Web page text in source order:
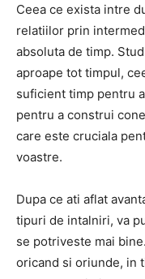
Ceea ce exista intre
relatiilor prin
absoluta de timp.
aproape tot timpul,
suficient timp pentru
pentru a construi
care este cruciala
voastre.
Dupa ce ati aflat
tipuri de intalniri, va
se potriveste mai
oricand si oriunde, in